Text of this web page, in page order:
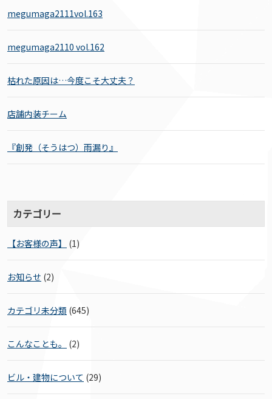
megumaga2111vol.163
megumaga2110 vol.162
枯れた原因は…今度こそ大丈夫？
店舗内装チーム
『創発（そうはつ）雨漏り』
カテゴリー
【お客様の声】 (1)
お知らせ (2)
カテゴリ未分類 (645)
こんなことも。 (2)
ビル・建物について (29)